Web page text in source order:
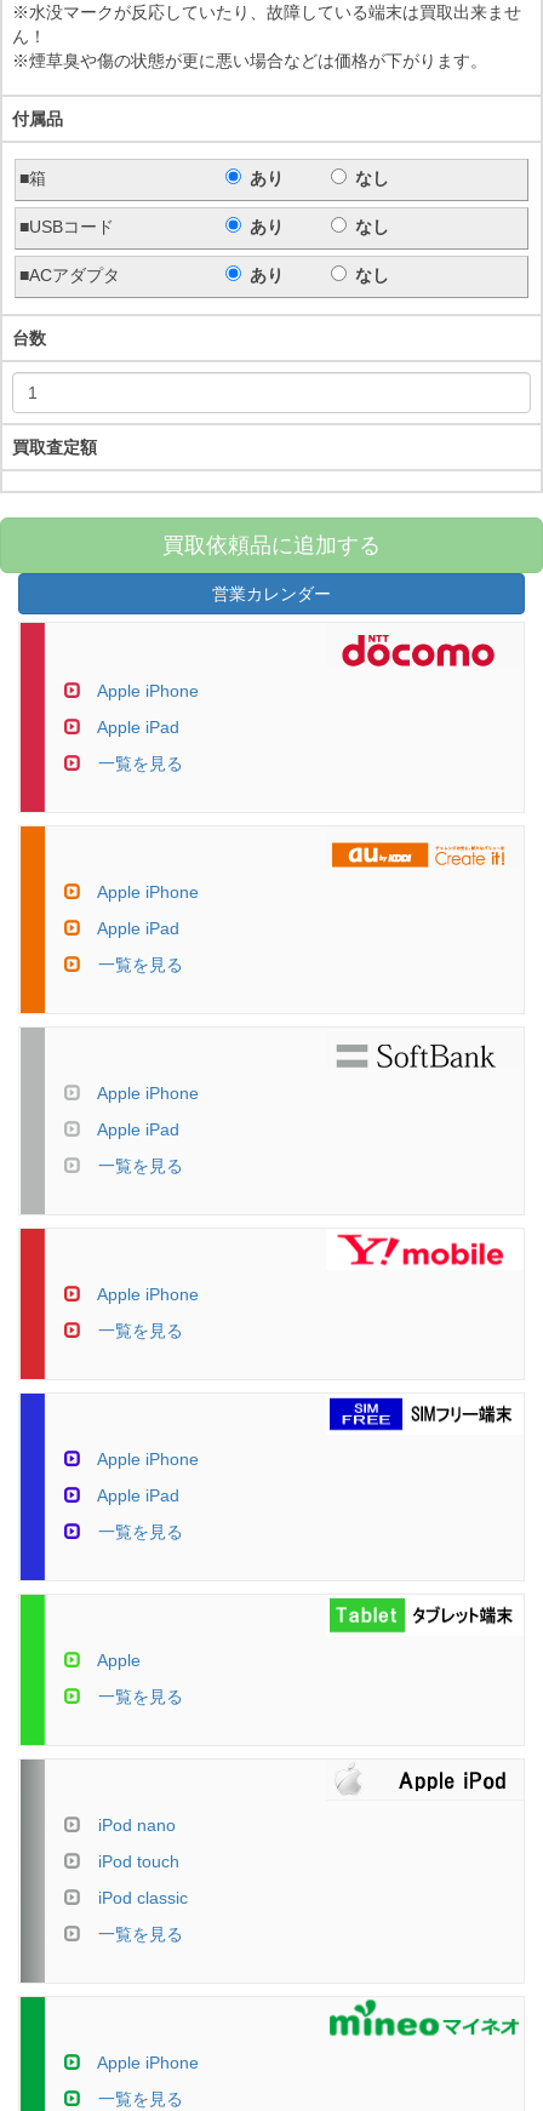
※水没マークが反応していたり、故障している端末は買取出来ませ
ん！
※煙草臭や傷の状態が更に悪い場合などは価格が下がります。
付属品
■箱 あり なし
■USBコード あり なし
■ACアダプタ あり なし
台数
買取査定額
買取依頼品に追加する
営業カレンダー
Apple iPhone
Apple iPad
一覧を見る
Apple iPhone
Apple iPad
一覧を見る
Apple iPhone
Apple iPad
一覧を見る
Apple iPhone
一覧を見る
Apple iPhone
Apple iPad
一覧を見る
Apple
一覧を見る
iPod nano
iPod touch
iPod classic
一覧を見る
Apple iPhone
一覧を見る